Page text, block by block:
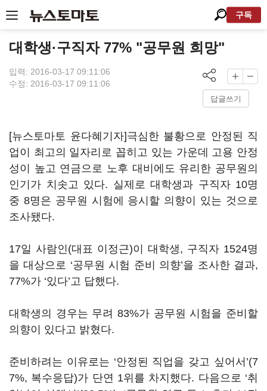
구독
대학생·구직자 77% "공무원 희망"
입력: 2016-03-17 09:11:06
수정: 2016-03-17 09:11:06
답글쓰기
[뉴스토마토 윤다혜기자]극심한 불황으로 안정된 직
업이 최고의 일자리로 꼽히고 있는 가운데 고용 안정
성이 높고 연금으로 노후 대비에도 유리한 공무원의
인기가 치솟고 있다. 실제로 대학생과 구직자 10명
중 8명은 공무원 시험에 응시할 의향이 있는 것으로
조사됐다.
17일 사람인(대표 이정근)이 대학생, 구직자 1524명
을 대상으로 ‘공무원 시험 준비 의향’을 조사한 결과,
77%가 ‘있다’고 답했다.
대학생의 경우는 무려 83%가 공무원 시험을 준비할
의향이 있다고 밝혔다.
준비하려는 이유로는 ‘안정된 직업을 갖고 싶어서’(7
7%, 복수응답)가 단연 1위를 차지했다. 다음으로 ‘취